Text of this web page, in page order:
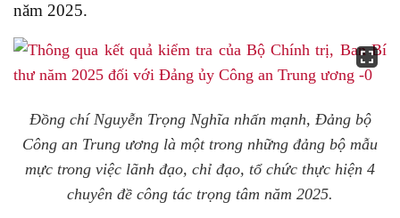
năm 2025.
Đồng chí Nguyễn Trọng Nghĩa nhấn mạnh, Đảng bộ
Công an Trung ương là một trong những đảng bộ mẫu
mực trong việc lãnh đạo, chỉ đạo, tổ chức thực hiện 4
chuyên đề công tác trọng tâm năm 2025.